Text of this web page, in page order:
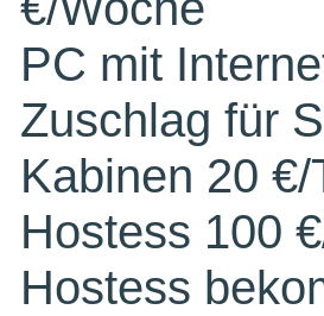
PC mit
Zuschlag für
Kabinen 20 €/
Hostess 100
Hostess